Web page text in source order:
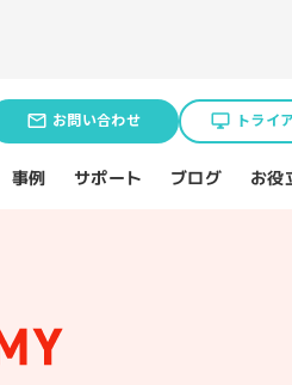
お問い合わせ トライ
ーション
事例 サポート ブログ お役